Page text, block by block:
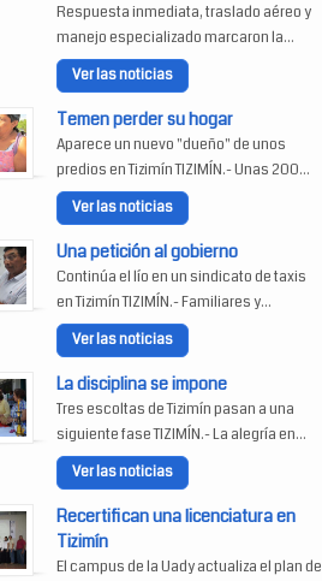
Respuesta inmediata, traslado aéreo y
manejo especializado marcaron la...
Ver las noticias
Temen perder su hogar
Aparece un nuevo "dueño" de unos
predios en Tizimín TIZIMÍN.- Unas 200...
Ver las noticias
Una petición al gobierno
Continúa el lío en un sindicato de taxis
en Tizimín TIZIMÍN.- Familiares y...
Ver las noticias
La disciplina se impone
Tres escoltas de Tizimín pasan a una
siguiente fase TIZIMÍN.- La alegría en...
Ver las noticias
Recertifican una licenciatura en
Tizimín
El campus de la Uady actualiza el plan de